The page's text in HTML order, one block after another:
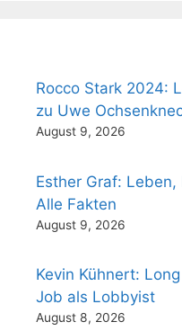
Rocco Stark 2024:
zu Uwe
August 9, 2026
Esther Graf:
Alle Fakten
August 9, 2026
Kevin Kühnert:
Job als Lobbyist
August 8, 2026